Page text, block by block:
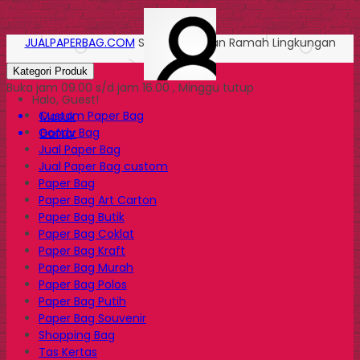
Halo, Guest!
Masuk
Daftar
JUALPAPERBAG.COM Solusi Kemasan Ramah Lingkungan
Kategori Produk
Buka jam 09.00 s/d jam 16.00 , Minggu tutup
Custom Paper Bag
Goody Bag
Jual Paper Bag
Jual Paper Bag custom
Paper Bag
Paper Bag Art Carton
Paper Bag Butik
Paper Bag Coklat
Paper Bag Kraft
Paper Bag Murah
Paper Bag Polos
Paper Bag Putih
Paper Bag Souvenir
Shopping Bag
Tas Kertas